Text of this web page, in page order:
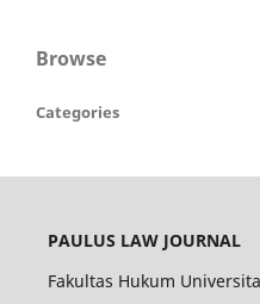
Browse
Categories
PAULUS LAW JOURNAL
Fakultas Hukum